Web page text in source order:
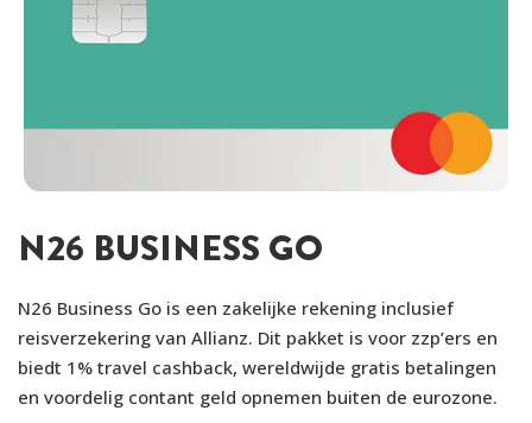
N26 BUSINESS GO
N26 Business Go is een zakelijke rekening inclusief
reisverzekering van Allianz. Dit pakket is voor zzp’ers en
biedt 1% travel cashback, wereldwijde gratis betalingen
en voordelig contant geld opnemen buiten de eurozone.